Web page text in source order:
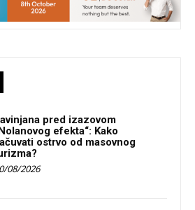
pred izazovom
efekta“: Kako
ostrvo od masovnog
08/2026